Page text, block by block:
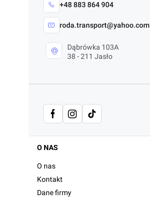
+48 883 864 904
roda.transport@yahoo.com
Dąbrówka 103A
38 - 211 Jasło
Linki w stopce
O NAS
O nas
Kontakt
Dane firmy